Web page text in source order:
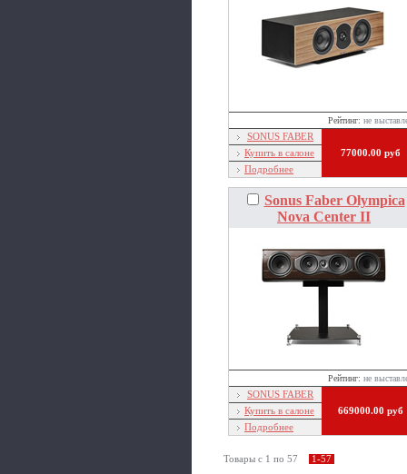
Рейтинг: не
SONUS FABER
77000.00 руб
Купить в салоне
Подробнее
Sonus Faber Olympica
Nova Center II
Рейтинг: не
SONUS FABER
669000.00 руб
Купить в салоне
Подробнее
Товары c 1 по 57 1-57